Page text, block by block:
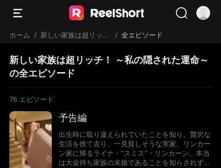
ホーム / 新しい家族は超リッ
運命～
/ 全エピソード
新しい家族は超リッチ！ ～私の隠された運命～
の全エピソード
76 エピソード
予告編
出生時に取り違えられていたことを知り、贅沢な
生活を捨て去り、一見貧しそうな実家、リンカー
ン家に帰るライナ・"スミス"・リンカーン。本当
は大金持ち家族の末娘であることを知らされずに